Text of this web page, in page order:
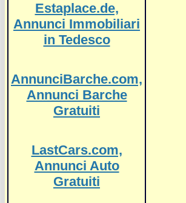
Estaplace.de,
Annunci Immobiliari
in Tedesco
AnnunciBarche.com,
Annunci Barche
Gratuiti
LastCars.com,
Annunci Auto
Gratuiti